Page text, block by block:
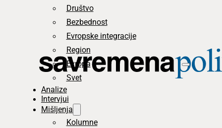
Društvo
Bezbednost
Evropske integracije
Region
Evropa
Svet
Analize
Intervjui
Mišljenja
Kolumne